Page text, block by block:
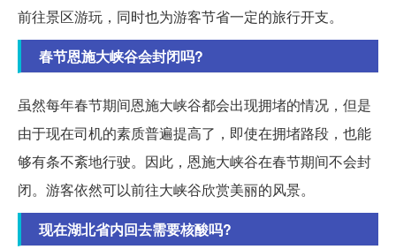
前往景区游玩，同时也为游客节省一定的旅行开支。
春节恩施大峡谷会封闭吗?
虽然每年春节期间恩施大峡谷都会出现拥堵的情况，但是
由于现在司机的素质普遍提高了，即使在拥堵路段，也能
够有条不紊地行驶。因此，恩施大峡谷在春节期间不会封
闭。游客依然可以前往大峡谷欣赏美丽的风景。
现在湖北省内回去需要核酸吗?